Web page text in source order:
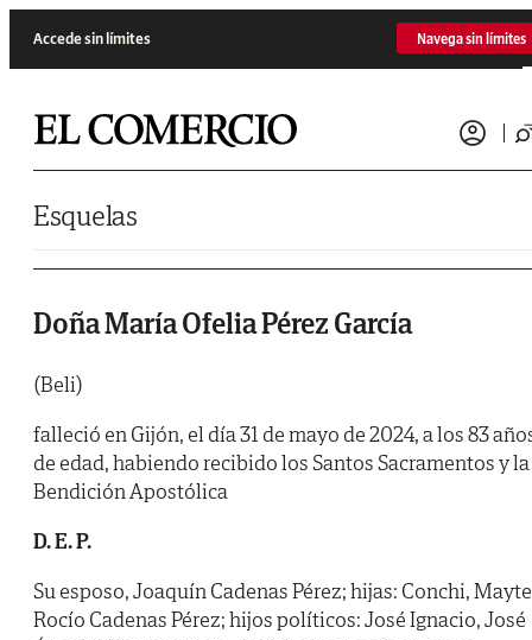
Accede sin límites Navega sin límites
Esquelas
Doña María Ofelia Pérez García
(Beli)
falleció en Gijón, el día 31 de mayo de 2024, a los 83
de edad, habiendo recibido los Santos Sacramentos y la
Bendición Apostólica
D. E. P.
Su esposo, Joaquín Cadenas Pérez; hijas: Conchi,
Rocío Cadenas Pérez; hijos políticos: José Ignacio, José